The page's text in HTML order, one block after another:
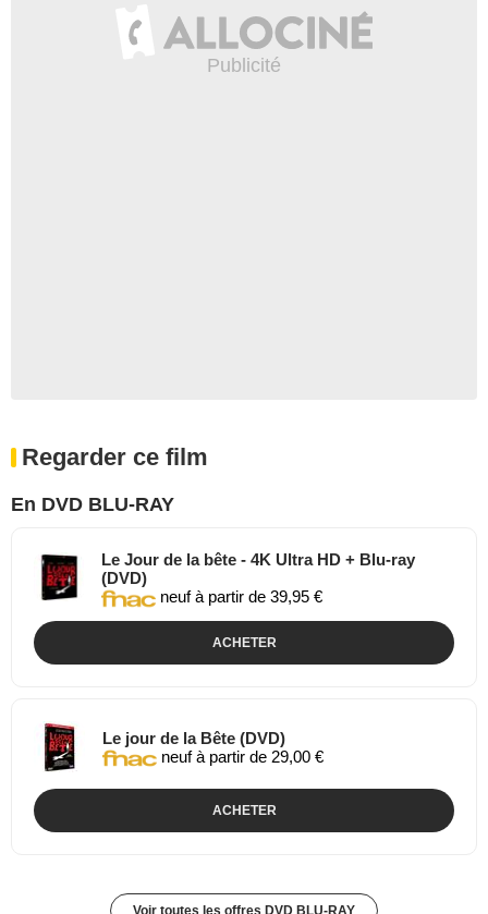
Regarder ce film
En DVD BLU-RAY
Le Jour de la bête - 4K Ultra HD + Blu-ray
(DVD)
neuf à partir de 39,95 €
ACHETER
Le jour de la Bête (DVD)
neuf à partir de 29,00 €
ACHETER
Voir toutes les offres DVD BLU-RAY